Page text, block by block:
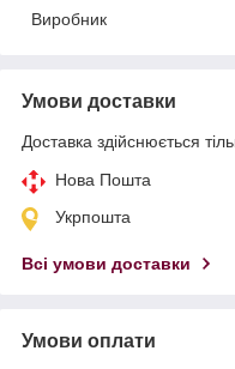
Виробник
Умови доставки
Доставка здійснюється
Нова Пошта
Укрпошта
Всі умови доставки
Умови оплати